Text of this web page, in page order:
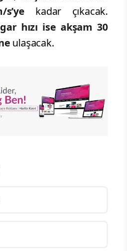
kadar çıkacak.
hızı ise akşam 30
ulaşacak.